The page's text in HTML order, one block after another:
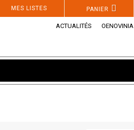
PANIER
MES LISTES
ACTUALITÉS OENOVINIA